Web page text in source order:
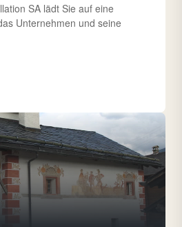
SA lädt Sie auf eine
Unternehmen und seine